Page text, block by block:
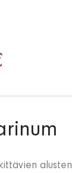
alusten